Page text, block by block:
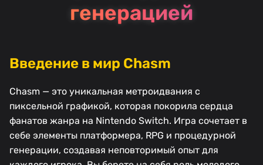
генерацией
Введение в мир Chasm
Chasm — это уникальная метроидвания с
пиксельной графикой, которая покорила сердца
фанатов жанра на Nintendo Switch. Игра сочетает в
себе элементы платформера, RPG и процедурной
генерации, создавая неповторимый опыт для